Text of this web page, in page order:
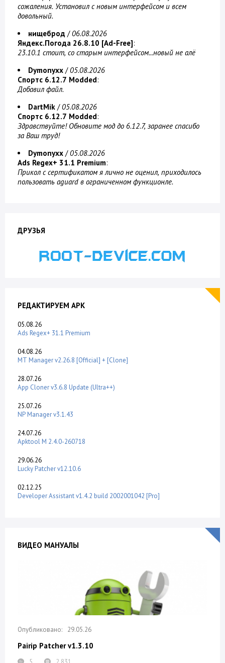
сожаления. Установил с новым интерфейсом и всем
довольный.
нищеброд /06.08.2026
Яндекс.Погода 26.8.10 [Ad-Free]:
23.10.1 стоит, со старым интерфейсом...новый не алё
Dymonyxx /05.08.2026
Спортс 6.12.7 Modded:
Добавил файл.
DartMik /05.08.2026
Спортс 6.12.7 Modded:
Здравствуйте! Обновите мод до 6.12.7, заранее спасибо
за Ваш труд!
Dymonyxx /05.08.2026
Ads Regex+ 31.1 Premium:
Прикол с сертификатом я лично не оценил, приходилось
пользовать aguard в ограниченном функционле.
ДРУЗЬЯ
РЕДАКТИРУЕМ APK
05.08.26
Ads Regex+ 31.1 Premium
04.08.26
MT Manager v2.26.8 [Official] + [Clone]
28.07.26
App Cloner v3.6.8 Update (Ultra++)
25.07.26
NP Manager v3.1.43
24.07.26
Apktool M 2.4.0-260718
29.06.26
Lucky Patcher v12.10.6
02.12.25
Developer Assistant v1.4.2 build 2002001042 [Pro]
ВИДЕО МАНУАЛЫ
29.05.26
Pairip Patcher v1.3.10